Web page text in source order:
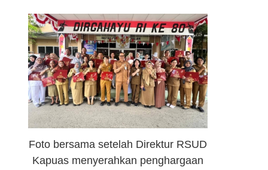
Foto bersama setelah Direktur RSUD
Kapuas menyerahkan penghargaan